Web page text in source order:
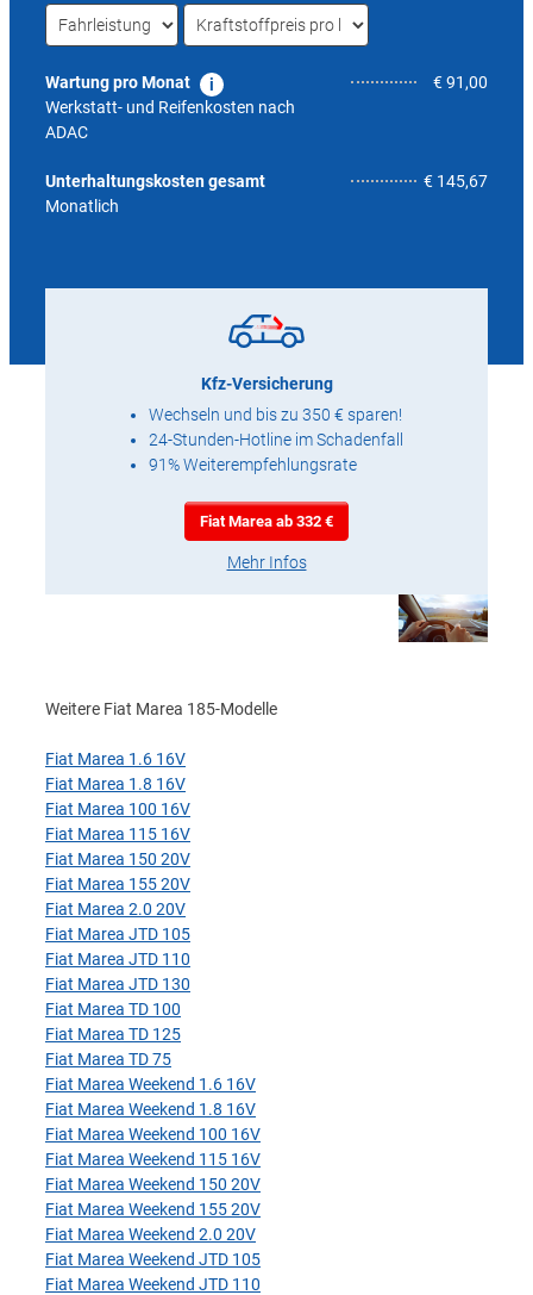
Wartung pro Monat
Werkstatt- und Reifenkosten nach
ADAC
€ 91,00
Unterhaltungskosten gesamt
Monatlich
€ 145,675,6
Kfz-Versicherung
Wechseln und bis zu 350 € sparen!
24-Stunden-Hotline im Schadenfall
91% Weiterempfehlungsrate
Fiat Marea ab 332 €
Mehr Infos
Weitere Fiat Marea 185-Modelle
Fiat Marea 1.6 16V
Fiat Marea 1.8 16V
Fiat Marea 100 16V
Fiat Marea 115 16V
Fiat Marea 150 20V
Fiat Marea 155 20V
Fiat Marea 2.0 20V
Fiat Marea JTD 105
Fiat Marea JTD 110
Fiat Marea JTD 130
Fiat Marea TD 100
Fiat Marea TD 125
Fiat Marea TD 75
Fiat Marea Weekend 1.6 16V
Fiat Marea Weekend 1.8 16V
Fiat Marea Weekend 100 16V
Fiat Marea Weekend 115 16V
Fiat Marea Weekend 150 20V
Fiat Marea Weekend 155 20V
Fiat Marea Weekend 2.0 20V
Fiat Marea Weekend JTD 105
Fiat Marea Weekend JTD 110